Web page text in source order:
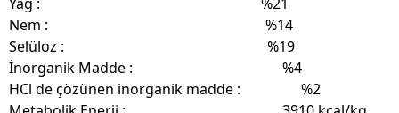
Nem : %14
Selüloz : %19
İnorganik Madde : %4
HCl de çözünen inorganik madde : %2